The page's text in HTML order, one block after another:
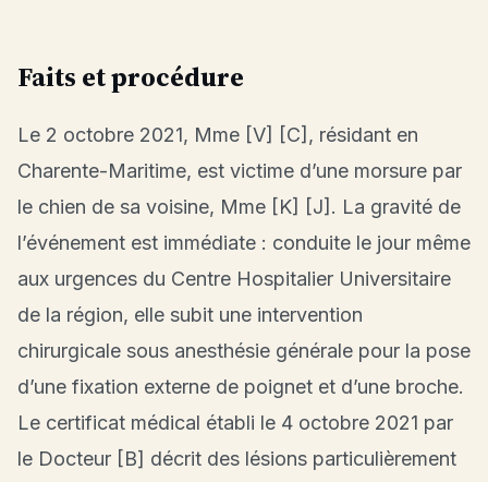
Faits et procédure
Le 2 octobre 2021, Mme [V] [C], résidant en
Charente-Maritime, est victime d’une morsure par
le chien de sa voisine, Mme [K] [J]. La gravité de
l’événement est immédiate : conduite le jour même
aux urgences du Centre Hospitalier Universitaire
de la région, elle subit une intervention
chirurgicale sous anesthésie générale pour la pose
d’une fixation externe de poignet et d’une broche.
Le certificat médical établi le 4 octobre 2021 par
le Docteur [B] décrit des lésions particulièrement